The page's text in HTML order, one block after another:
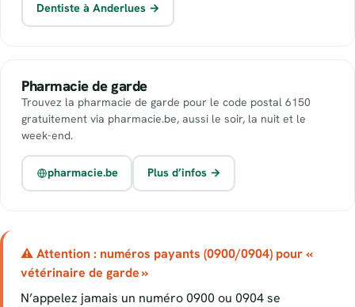
Dentiste à Anderlues →
Pharmacie de garde
Trouvez la pharmacie de garde pour le code postal 6150
gratuitement via pharmacie.be, aussi le soir, la nuit et le
week-end.
pharmacie.be Plus d’infos →
⚠ Attention : numéros payants (0900/0904) pour «
vétérinaire de garde »
N’appelez jamais un numéro 0900 ou 0904 se